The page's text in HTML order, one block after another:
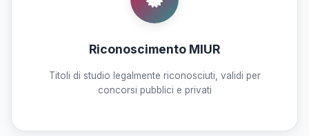
Riconoscimento MIUR
Titoli di studio legalmente riconosciuti, validi per
concorsi pubblici e privati